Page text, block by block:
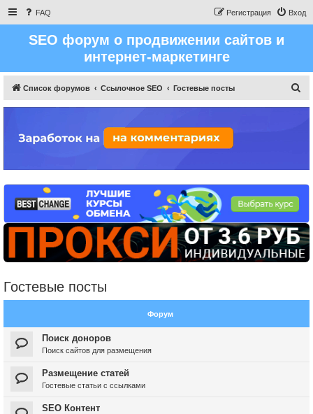
FAQ Вход
Регистрация
SEO форум о продвижении сайтов и
интернет-маркетинге
Список форумов Ссылочное SEO Гостевые посты
Гостевые посты
Форум
Поиск доноров
Поиск сайтов для размещения
Размещение статей
Гостевые статьи с ссылками
SEO Контент